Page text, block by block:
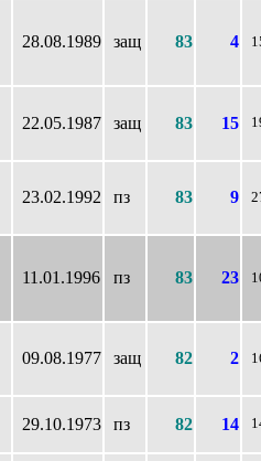
28.08.1989 защ 83 4
22.05.1987 защ 83 15
23.02.1992 пз 83 9
11.01.1996 пз 83 23
09.08.1977 защ 82 2
29.10.1973 пз 82 14